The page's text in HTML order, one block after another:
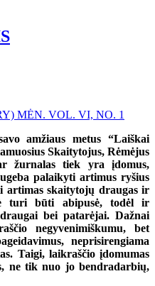
MĖN. VOL. VI, NO. 1
amžiaus metus “Laiškai
Skaitytojus, Rėmėjus
žurnalas tiek yra įdomus,
palaikyti artimus ryšius
artimas skaitytojų draugas ir
turi būti abipusė, todėl ir
bei patarėjai. Dažnai
negyvenimiškumu, bet
neprisirengiama
Taigi, laikraščio įdomumas
ne tik nuo jo bendradarbių,